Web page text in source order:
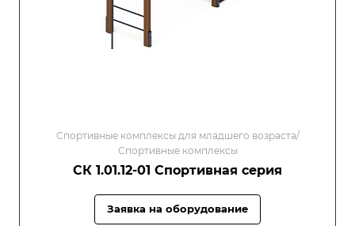
Спортивные комплексы для младшего возраста/
Спортивные комплексы
СК 1.01.12-01 Спортивная серия
Заявка на оборудование